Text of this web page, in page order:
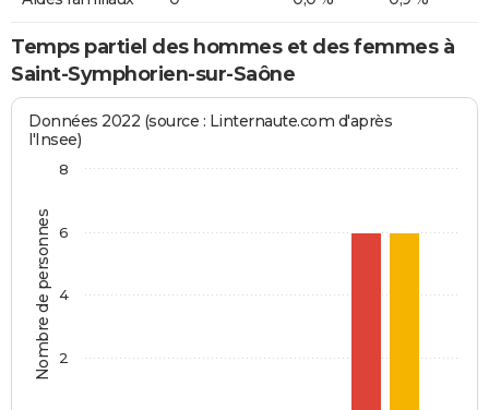
Temps partiel des hommes et des femmes à
Saint-Symphorien-sur-Saône
Nombre de personnes
Données 2022 (source : Linternaute.com d'après
l'Insee)
2
4
6
8